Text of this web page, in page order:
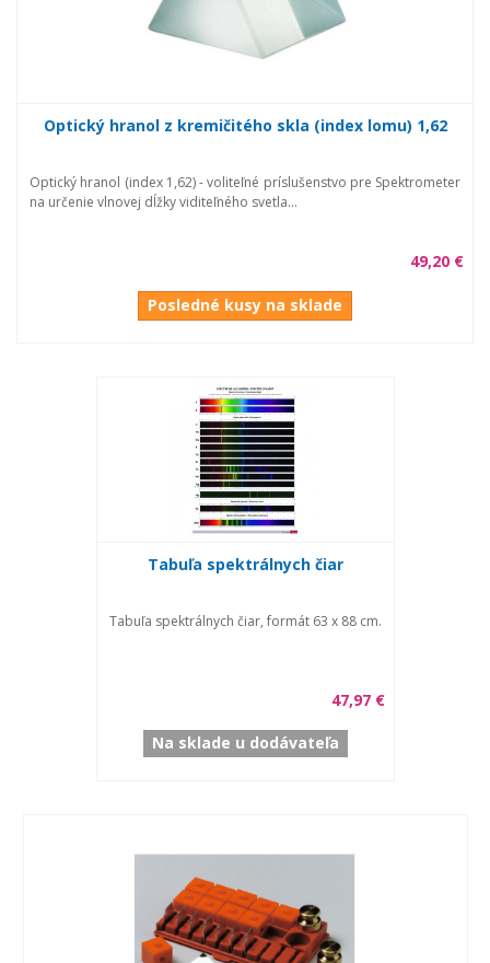
Optický hranol z kremičitého skla (index lomu) 1,62
Optický hranol (index 1,62) - voliteľné príslušenstvo pre Spektrometer
na určenie vlnovej dĺžky viditeľného svetla...
49,20 €
Posledné kusy na sklade
Tabuľa spektrálnych čiar
Tabuľa spektrálnych čiar, formát 63 x 88 cm.
47,97 €
Na sklade u dodávateľa